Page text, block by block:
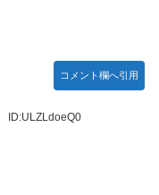
コメント欄へ引用
ID:ULZLdoeQ0